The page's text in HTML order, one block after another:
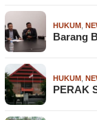
HUKUM
Barang
HUKUM
PERAK